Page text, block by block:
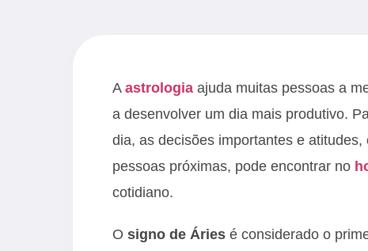
Aastrologia ajuda muitas pessoas a
a desenvolver um dia mais produtivo.
dia, as decisões importantes e
pessoas próximas, pode encontrar no
cotidiano.
O signo de Áries é considerado o